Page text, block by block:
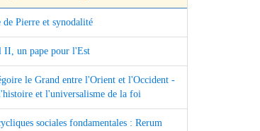
Pierre et synodalité
II, un pape pour l'Est
le Grand entre l'Orient et l'Occident -
et l'universalisme de la foi
sociales fondamentales : Rerum